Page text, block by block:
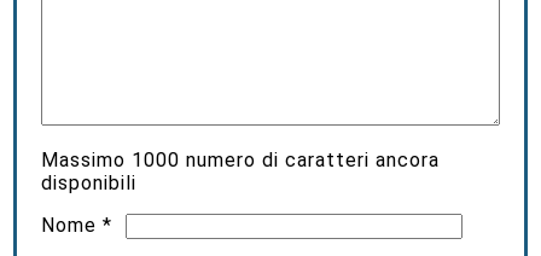
Massimo 1000 numero di caratteri ancora
disponibili
Nome*